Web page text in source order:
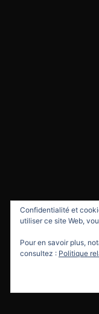
Confidentialité et
utiliser ce site Web,
Pour en savoir plus,
consultez : Politique